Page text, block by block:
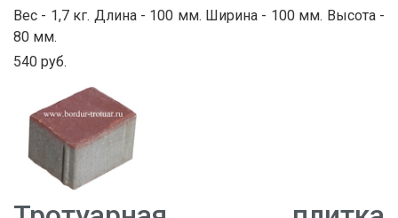
Вес - 1,7 кг. Длина - 100 мм. Ширина - 100 мм. Высота -
80 мм.
540 руб.